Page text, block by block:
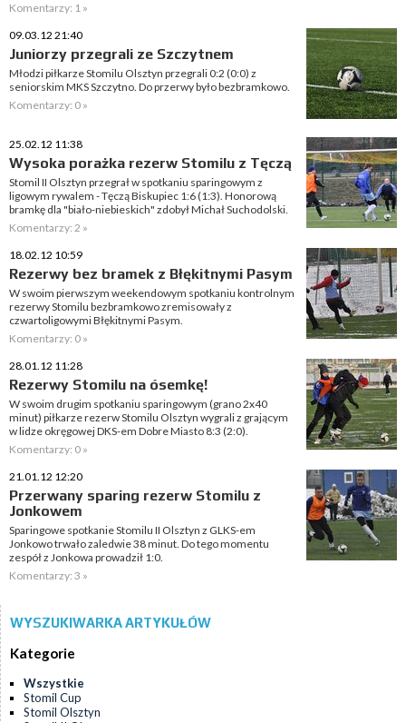
Komentarzy: 1 »
09.03.12 21:40
Juniorzy przegrali ze Szczytnem
Młodzi piłkarze Stomilu Olsztyn przegrali 0:2 (0:0) z
seniorskim MKS Szczytno. Do przerwy było bezbramkowo.
Komentarzy: 0 »
25.02.12 11:38
Wysoka porażka rezerw Stomilu z Tęczą
Stomil II Olsztyn przegrał w spotkaniu sparingowym z
ligowym rywalem - Tęczą Biskupiec 1:6 (1:3). Honorową
bramkę dla "biało-niebieskich" zdobył Michał Suchodolski.
Komentarzy: 2 »
18.02.12 10:59
Rezerwy bez bramek z Błękitnymi Pasym
W swoim pierwszym weekendowym spotkaniu kontrolnym
rezerwy Stomilu bezbramkowo zremisowały z
czwartoligowymi Błękitnymi Pasym.
Komentarzy: 0 »
28.01.12 11:28
Rezerwy Stomilu na ósemkę!
W swoim drugim spotkaniu sparingowym (grano 2x40
minut) piłkarze rezerw Stomilu Olsztyn wygrali z grającym
w lidze okręgowej DKS-em Dobre Miasto 8:3 (2:0).
Komentarzy: 0 »
21.01.12 12:20
Przerwany sparing rezerw Stomilu z
Jonkowem
Sparingowe spotkanie Stomilu II Olsztyn z GLKS-em
Jonkowo trwało zaledwie 38 minut. Do tego momentu
zespół z Jonkowa prowadził 1:0.
Komentarzy: 3 »
WYSZUKIWARKA ARTYKUŁÓW
Kategorie
Wszystkie
Stomil Cup
Stomil Olsztyn